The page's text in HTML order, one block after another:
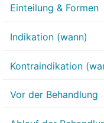
Einteilung & Formen
Indikation (wann)
Kontraindikation
Vor der Behandlung